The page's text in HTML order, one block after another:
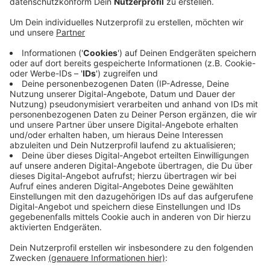
In einem Pilotprojekt an der Grundschule Schulstraße
wird dafür ein Türschließsystem getestet, das man
aus Hotels kennt. Darüber informiert die Stadt Hilden.
Hintergrund der Maßnahmen sind Vorfälle
sexualisierter Gewalt an zwei Krefelder Grundschulen.
Hier hatte ein Mann Kinder auf den Schultoiletten
bedrängt. Das System, das nun an der Grundschule
Schulstraße getestet wird, ermöglicht einen
kontrollierten Zugang der Toiletten durch die Nutzung
von Chips. Wenn Kinder zur Toilette gehen müssen,
bekommen sie den Chip von einer Aufsichtsperson. Die
Toiletten können mit dem System von außen nur mit
dem Chip geöffnet werden. Der Weg von innen nach
draußen bleibt frei.